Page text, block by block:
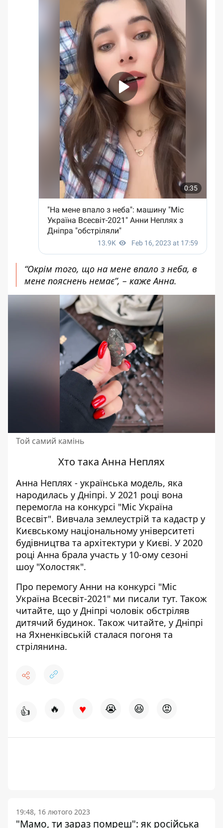
“Окрім того, що на мене впало з неба, в
мене пояснень немає”, – каже Анна.
Той самий камінь
Хто така Анна Неплях
Анна Неплях - українська модель, яка
народилась у Дніпрі. У 2021 році вона
перемогла на конкурсі "Міс Україна
Всесвіт". Вивчала землеустрій та кадастр у
Києвському національному університеті
будівництва та архітектури у Києві. У 2020
році Анна брала участь у 10-ому сезоні
шоу "Холостяк".
Про перемогу Анни на конкурсі "Міс
Україна Всесвіт-2021" ми писали тут. Також
читайте, що у Дніпрі чоловік обстріляв
дитячий будинок. Також читайте, у Дніпрі
на Яхненківській сталася погоня та
стрілянина.
👍 🔥 ♥ 😭 😆 😡
19:48, 16 лютого 2023
"Мамо, ти зараз помреш": як російська